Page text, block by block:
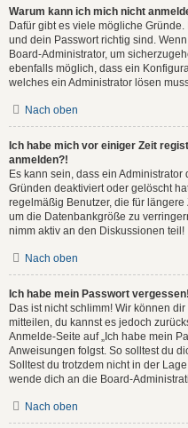
Warum kann ich mich nicht
Dafür gibt es viele mögliche
und dein Passwort richtig sind.
Board-Administrator, um
ebenfalls möglich, dass ein
welches ein Administrator lösen
Nach oben
Ich habe mich vor einiger Zeit
anmelden?!
Es kann sein, dass ein
Gründen deaktiviert oder gelöscht
regelmäßig Benutzer, die für
um die Datenbankgröße zu
nimm aktiv an den Diskussionen teil!
Nach oben
Ich habe mein Passwort vergessen!
Das ist nicht schlimm! Wir können
mitteilen, du kannst es jedoch
Anmelde-Seite auf „Ich habe mein
Anweisungen folgst. So solltest du
Solltest du trotzdem nicht in der
wende dich an die Board-
Nach oben